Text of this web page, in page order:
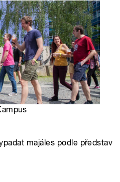
majáles podle představ